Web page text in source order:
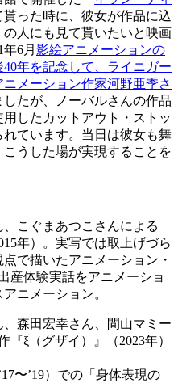
貰った時に、彼女が作品に込
人にも見て貰いたいと映画
6月 影絵アニメーションの
年を記念して、ライニガー
メーション作家河野亜季さ
したが、ノーバルさんの作品
したカットアウト・ストッ
ています。当日は彼女も舞
うした場が実現することを
こぐまあつこさんによる
年）。実写では取上げづら
で描いたアニメーション・
産体験実話をアニメーショ
ニメーション。
森田宏幸さん、間山マミー
ξ（グザイ）』（2023年）
〜’19）での「身体表現の